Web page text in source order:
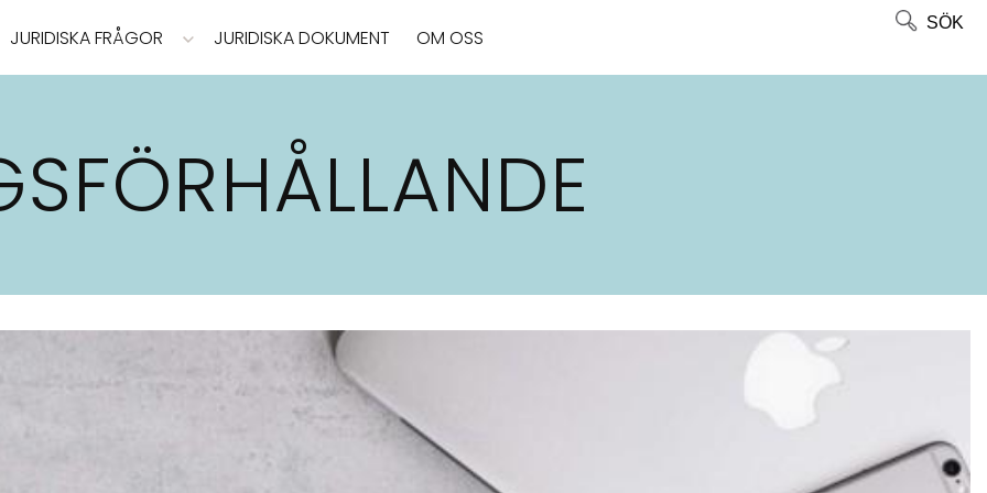
JURIDISKA FRÅGOR JURIDISKA DOKUMENT OM OSS
SÖK